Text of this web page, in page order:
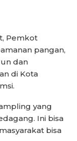
Pemkot
pangan,
dan
di Kota
yang
Ini bisa
bisa